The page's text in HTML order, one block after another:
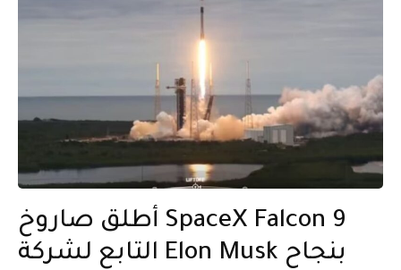
أطلق صاروخ SpaceX Falcon 9
التابع لشركة Elon Musk بنجاح